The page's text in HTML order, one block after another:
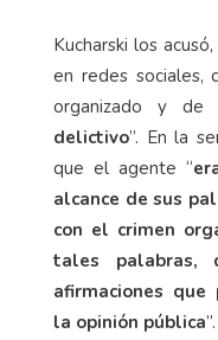
Kucharski los
en redes sociales,
organizado y
delictivo”. En la
que el agente “
alcance de sus
con el crimen
tales palabras,
afirmaciones
la opinión pública”.